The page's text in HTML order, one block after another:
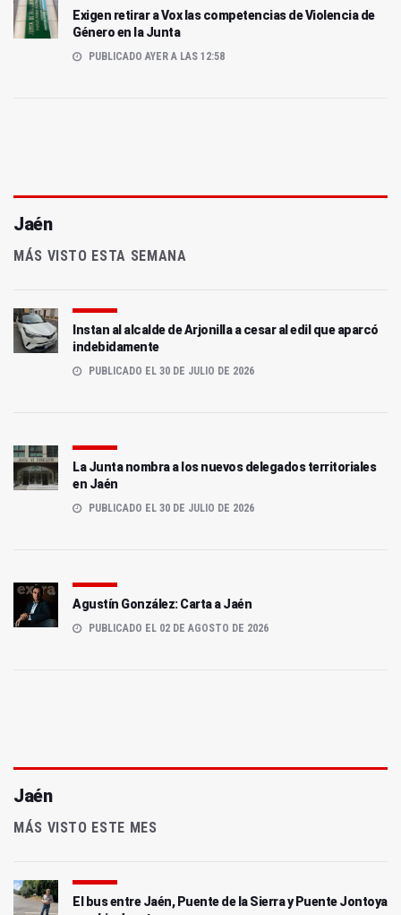
Exigen retirar a Vox las competencias de Violencia de
Género en la Junta
PUBLICADO AYER A LAS 12:58
Jaén
MÁS VISTO ESTA SEMANA
Instan al alcalde de Arjonilla a cesar al edil que aparcó
indebidamente
PUBLICADO EL 30 DE JULIO DE 2026
La Junta nombra a los nuevos delegados territoriales
en Jaén
PUBLICADO EL 30 DE JULIO DE 2026
Agustín González: Carta a Jaén
PUBLICADO EL 02 DE AGOSTO DE 2026
Jaén
MÁS VISTO ESTE MES
El bus entre Jaén, Puente de la Sierra y Puente Jontoya